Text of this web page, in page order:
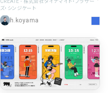
CREATE - 株式会社ダイナマイト・ブラザー
ズ・シンジケート
h.koyama